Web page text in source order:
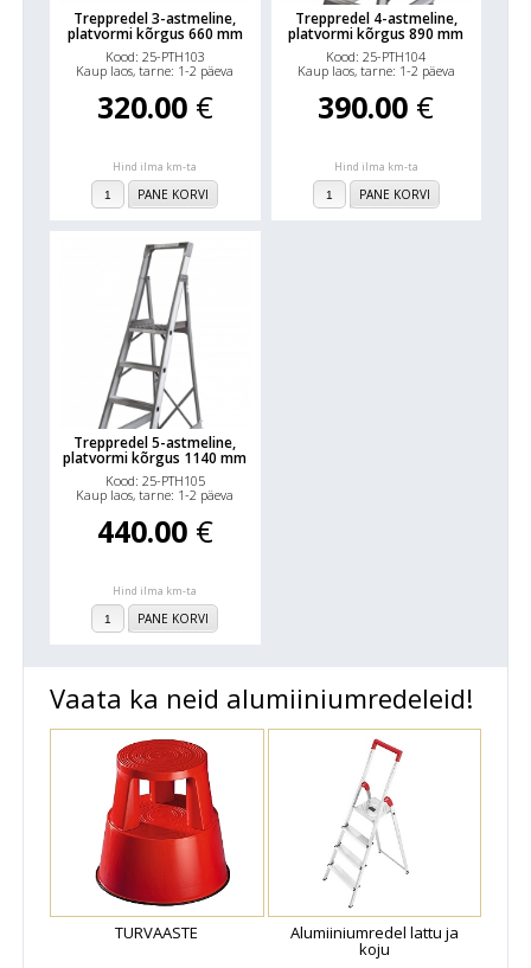
Treppredel 3-astmeline,
platvormi kõrgus 660 mm
Kood: 25-PTH103
Kaup laos, tarne: 1-2 päeva
320.00 €
Hind ilma km-ta
PANE KORVI
Treppredel 4-astmeline,
platvormi kõrgus 890 mm
Kood: 25-PTH104
Kaup laos, tarne: 1-2 päeva
390.00 €
Hind ilma km-ta
PANE KORVI
Treppredel 5-astmeline,
platvormi kõrgus 1140 mm
Kood: 25-PTH105
Kaup laos, tarne: 1-2 päeva
440.00 €
Hind ilma km-ta
PANE KORVI
Vaata ka neid alumiiniumredeleid!
TURVAASTE Alumiiniumredel lattu ja
koju